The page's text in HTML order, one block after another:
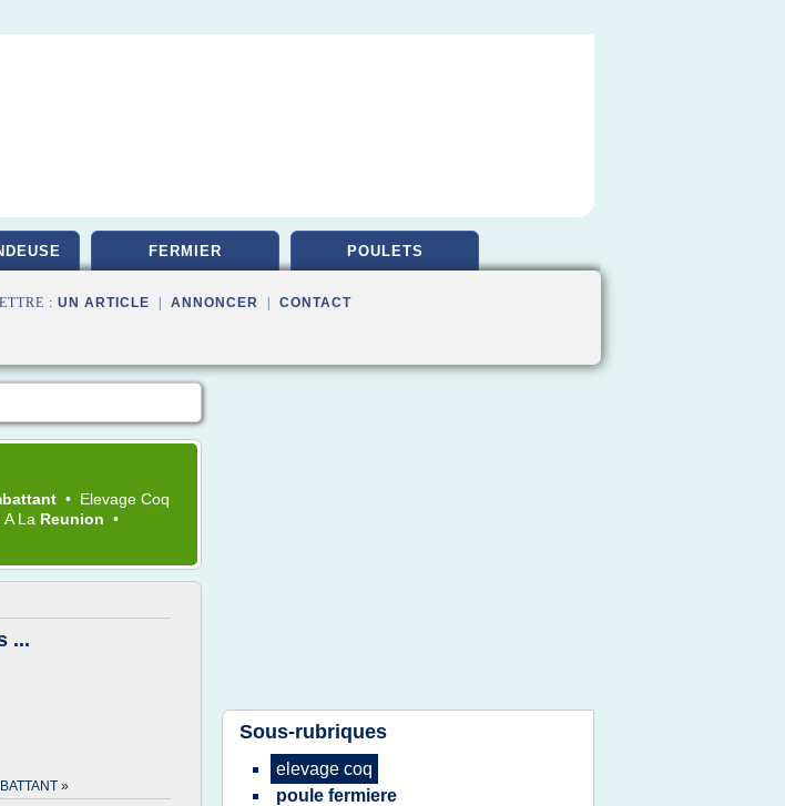
FERMIER POULETS
: UN ARTICLE ANNONCER CONTACT
• Elevage Coq
A La Reunion •
...
»
Sous-rubriques
elevage coq
poule fermiere